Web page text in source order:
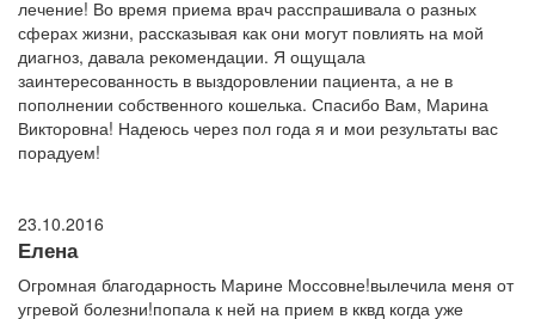
лечение! Во время приема врач расспрашивала о разных
сферах жизни, рассказывая как они могут повлиять на мой
диагноз, давала рекомендации. Я ощущала
заинтересованность в выздоровлении пациента, а не в
пополнении собственного кошелька. Спасибо Вам, Марина
Викторовна! Надеюсь через пол года я и мои результаты вас
порадуем!
23.10.2016
Елена
Огромная благодарность Марине Моссовне!вылечила меня от
угревой болезни!попала к ней на прием в кквд когда уже